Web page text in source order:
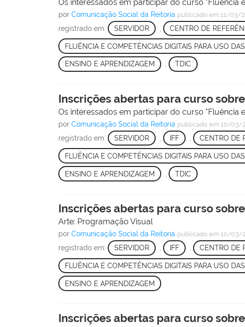
Os interessados em participar do curso "Fluência
porComunicação Social da Reitoria publicado em 11/03/
registrado em: SERVIDOR CENTRO DE
FLUÊNCIA E COMPETÊNCIAS DIGITAIS PARA USO
ENSINO E APRENDIZAGEM , TDIC
Inscrições abertas para curso
Os interessados em participar do curso "Fluência
porComunicação Social da Reitoria publicado em 10/03/
registrado em: SERVIDOR IFF CENTRO DE
FLUÊNCIA E COMPETÊNCIAS DIGITAIS PARA USO
ENSINO E APRENDIZAGEM TDIC
Inscrições abertas para curso
Arte: Programação Visual
porComunicação Social da Reitoria publicado em 10/03/
registrado em: SERVIDOR , IFF , CENTRO DE
FLUÊNCIA E COMPETÊNCIAS DIGITAIS PARA USO
ENSINO E APRENDIZAGEM
Inscrições abertas para curso